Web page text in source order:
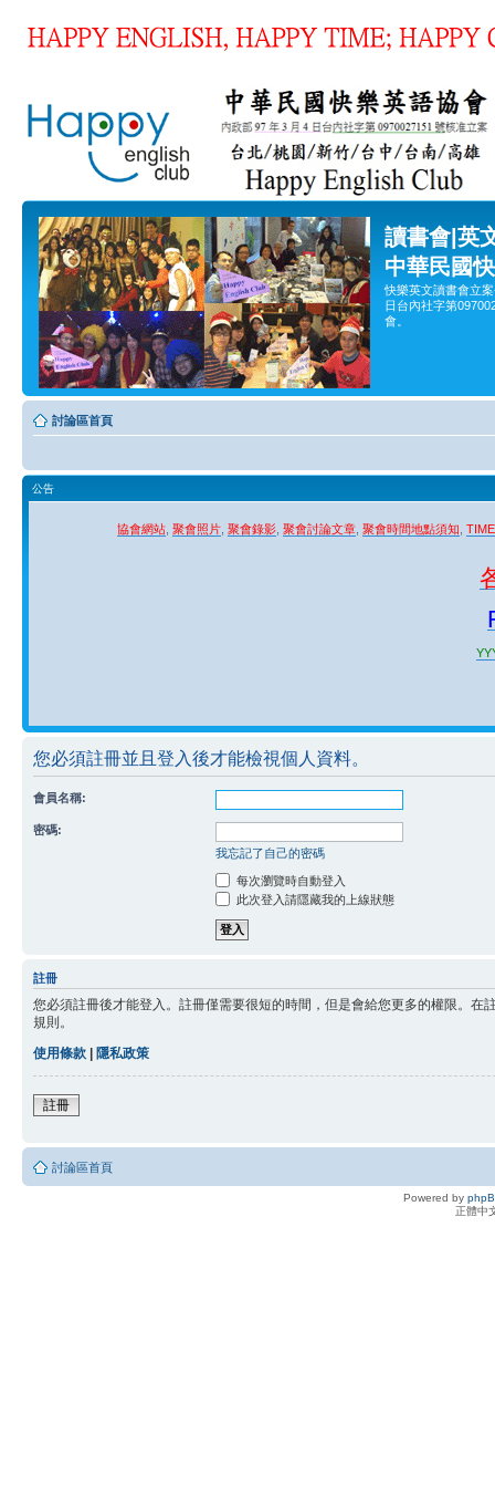
讀書會|英
中華民國
快樂英文讀書會立
日台內社字第
會。
討論區首頁
公告
協會網站 聚會照片 聚會錄影 聚會討論文章 聚會時間地點須知
您必須註冊並且登入後才能檢視個人資料。
會員名稱:
密碼:
我忘記了自己的密碼
每次瀏覽時自動登入
此次登入請隱藏我的上線狀態
註冊
您必須註冊後才能登入。註冊僅需要很短的時間，但是會給您更多的權限。
規則。
使用條款 | 隱私政策
註冊
討論區首頁
Powered by
正體中